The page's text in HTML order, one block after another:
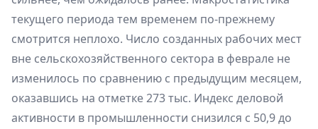
текущего периода тем временем по-прежнему
смотрится неплохо. Число созданных рабочих мест
вне сельскохозяйственного сектора в феврале не
изменилось по сравнению с предыдущим месяцем,
оказавшись на отметке 273 тыс. Индекс деловой
активности в промышленности снизился с 50,9 до